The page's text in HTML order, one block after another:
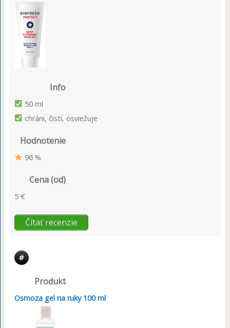
Info
50 ml
chráni, čistí, osviežuje
Hodnotenie
96 %
Cena (od)
5 €
Čítať recenzie
#
Produkt
Osmoza gel na ruky 100 ml